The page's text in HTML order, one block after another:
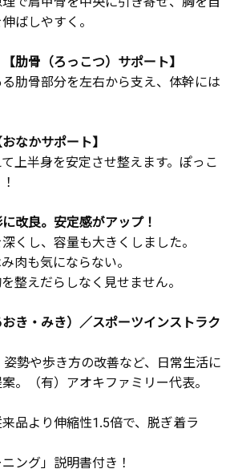
ばしやすく。
肋骨（ろっこつ）サポート】
肋骨部分を左右から支え、体幹には
なかサポート】
上半身を安定させ整えます。ぽっこ
改良。安定感がアップ！
くし、容量も大きくしました。
肉も気にならない。
整えだらしなく見せません。
き・みき）／スポーツインストラク
勢や歩き方の改善など、日常生活に
。（有）アオキファミリー代表。
品より伸縮性1.5倍で、脱ぎ着ラ
ング」説明書付き！